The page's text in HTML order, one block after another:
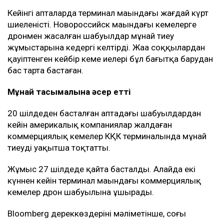
Кейінгі апталарда терминал маңындағы жағдай күрт
шиеленісті. Новороссийск маңындағы кемелерге
дронмен жасалған шабуылдар мұнай тиеу
жұмыстарына кедергі келтірді. Жаңа соққылардан
қауіптенген кейбір кеме иелері бұл бағытқа барудан
бас тарта бастаған.
Мұнай тасымалына әсер етті
20 шілдеден басталған аптадағы шабуылдардан
кейін америкалық компаниялар жалдаған
коммерциялық кемелер КҚК терминалында мұнай
тиеуді уақытша тоқтатты.
Жұмыс 27 шілдеде қайта басталды. Алайда екі
күннен кейін терминал маңындағы коммерциялық
кемелер дрон шабуылына ұшырады.
Bloomberg дереккөздерінің мәліметінше, соңғы